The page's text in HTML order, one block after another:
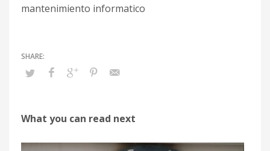
mantenimiento informatico
What you can read next